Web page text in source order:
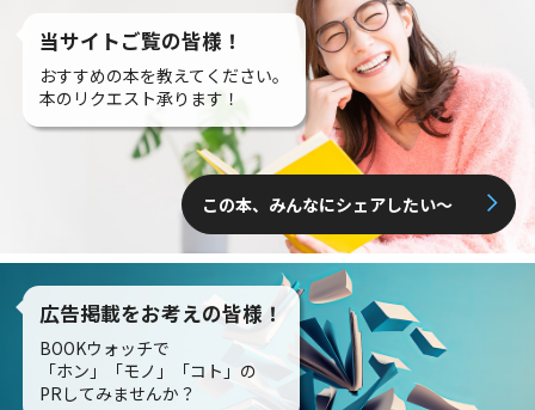
当サイトご覧の皆様！
おすすめの本を教えてください。
本のリクエスト承ります！
この本、みんなにシェアしたい〜
広告掲載をお考えの皆様！
BOOKウォッチで
「ホン」「モノ」「コト」の
PRしてみませんか？